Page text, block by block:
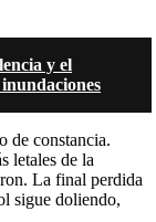
y el
de constancia.
letales de la
La final perdida
sigue doliendo,